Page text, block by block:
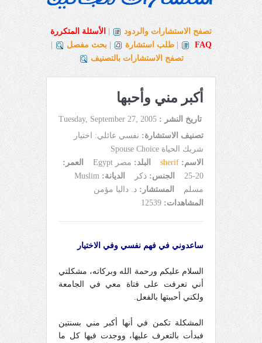
تصفح الاستشارات والردود
الأسئلة المتكررة
FAQ
طلب استشارة بحث مفصل
تصفح الاستشارات بالتصنيف
أكبر مني وأحبها
تاريخ النشر : Tuesday, September 27, 2005
تصنيف الاستشارة: نفسي عائلي: اختيار
شريك الحياة Spouse Choice
الاسم: sherif البلد: مصر Egypt
العمر:
20-25
الجنس: ذكر الديانة: Muslim
مسلم
المستشار: د. داليا مؤمن
المشاهدات: 12539
ساعدوني في فهم نفسي وفي الاختيار
السلام عليكم ورحمة الله وبركاته، مشكلتي
أني تعرفت على فتاة معي في الجامعة
ولكني أحببتها بالفعل.
المشكلة تكمن في أنها أكبر مني بسنتين
فبدأت بالتعرف عليها، ووجدت فيها كل ما